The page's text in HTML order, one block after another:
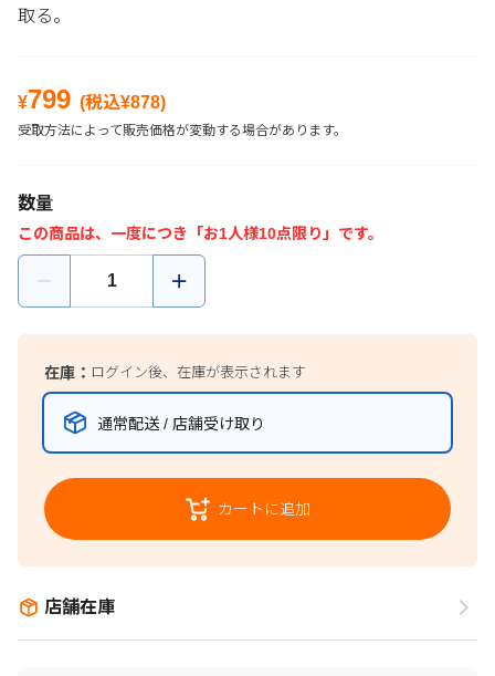
取る。
¥799 (税込¥878)
受取方法によって販売価格が変動する場合があります。
数量
この商品は、一度につき「お1人様10点限り」です。
在庫： ログイン後、在庫が表示されます
通常配送 / 店舗受け取り
カートに追加
店舗在庫